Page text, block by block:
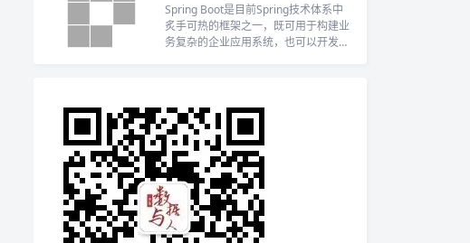
Spring Boot是目前Spring技术体系中
炙手可热的框架之一，既可用于构建业
务复杂的企业应用系统，也可以开发高